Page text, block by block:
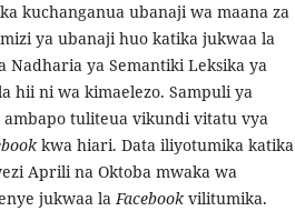
kuchanganua ubanaji wa maana za
ya ubanaji huo katika jukwaa la
Nadharia ya Semantiki Leksika ya
hii ni wa kimaelezo. Sampuli ya
tuliteua vikundi vitatu vya
kwa hiari. Data iliyotumika katika
Aprili na Oktoba mwaka wa
jukwaa laFacebookvilitumika.